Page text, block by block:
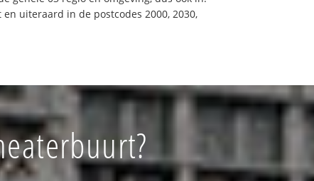
uiteraard in de postcodes 2000, 2030,